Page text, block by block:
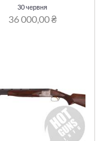
30 червня
36 000,00 ₴